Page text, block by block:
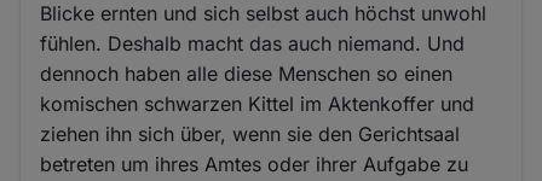
Blicke ernten und sich selbst auch höchst unwohl
fühlen. Deshalb macht das auch niemand. Und
dennoch haben alle diese Menschen so einen
komischen schwarzen Kittel im Aktenkoffer und
ziehen ihn sich über, wenn sie den Gerichtsaal
betreten um ihres Amtes oder ihrer Aufgabe zu